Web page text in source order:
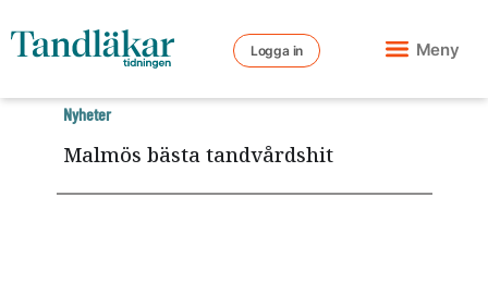
Logga in Meny
Malmös bästa tandvårdshit
Nyheter